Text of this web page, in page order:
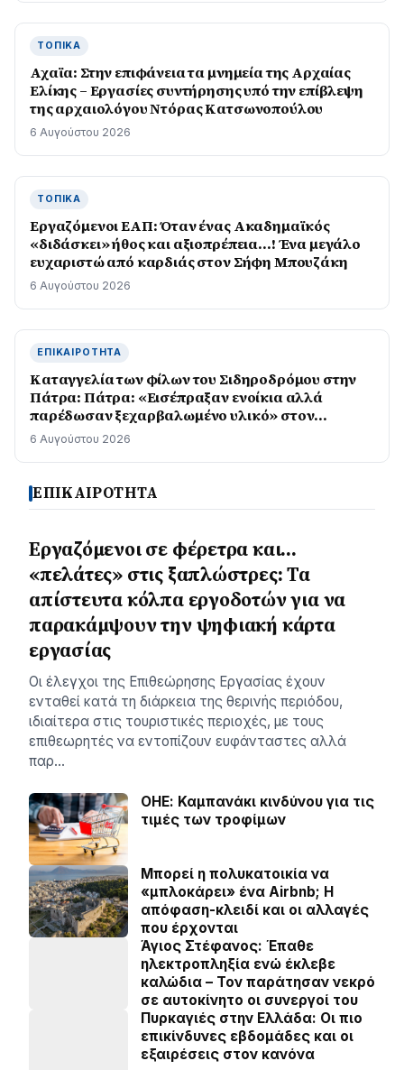
ΤΟΠΙΚΆ
Αχαϊα: Στην επιφάνεια τα μνημεία της Αρχαίας
Ελίκης – Εργασίες συντήρησης υπό την επίβλεψη
της αρχαιολόγου Ντόρας Κατσωνοπούλου
6 Αυγούστου 2026
ΤΟΠΙΚΆ
Εργαζόμενοι ΕΑΠ: Όταν ένας Ακαδημαϊκός
«διδάσκει» ήθος και αξιοπρέπεια…! Ένα μεγάλο
ευχαριστώ από καρδιάς στον Σήφη Μπουζάκη
6 Αυγούστου 2026
ΕΠΙΚΑΙΡΌΤΗΤΑ
Καταγγελία των φίλων του Σιδηροδρόμου στην
Πάτρα: Πάτρα: «Εισέπραξαν ενοίκια αλλά
παρέδωσαν ξεχαρβαλωμένο υλικό» στον
Προαστιακό
6 Αυγούστου 2026
ΕΠΙΚΑΙΡΟΤΗΤΑ
Εργαζόμενοι σε φέρετρα και…
«πελάτες» στις ξαπλώστρες: Τα
απίστευτα κόλπα εργοδοτών για να
παρακάμψουν την ψηφιακή κάρτα
εργασίας
Οι έλεγχοι της Επιθεώρησης Εργασίας έχουν
ενταθεί κατά τη διάρκεια της θερινής περιόδου,
ιδιαίτερα στις τουριστικές περιοχές, με τους
επιθεωρητές να εντοπίζουν ευφάνταστες αλλά
παρ…
ΟΗΕ: Καμπανάκι κινδύνου για τις
τιμές των τροφίμων
Μπορεί η πολυκατοικία να
«μπλοκάρει» ένα Airbnb; Η
απόφαση-κλειδί και οι αλλαγές
που έρχονται
Άγιος Στέφανος: Έπαθε
ηλεκτροπληξία ενώ έκλεβε
καλώδια – Τον παράτησαν νεκρό
σε αυτοκίνητο οι συνεργοί του
Πυρκαγιές στην Ελλάδα: Οι πιο
επικίνδυνες εβδομάδες και οι
εξαιρέσεις στον κανόνα